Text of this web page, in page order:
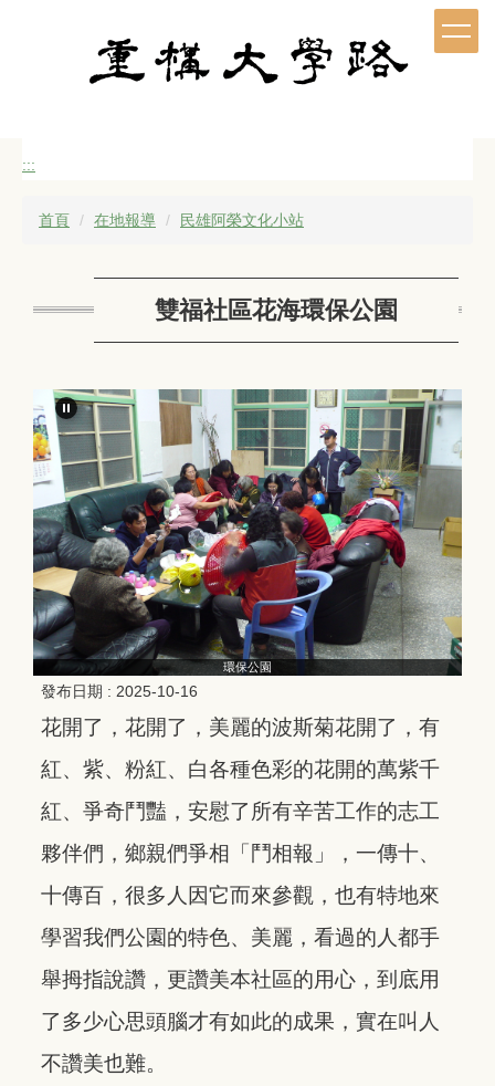
:::
首頁 在地報導 民雄阿榮文化小站
雙福社區花海環保公園
環保公園
發布日期 : 2025-10-16
花開了，花開了，美麗的波斯菊花開了，有
紅、紫、粉紅、白各種色彩的花開的萬紫千
紅、爭奇鬥豔，安慰了所有辛苦工作的志工
夥伴們，鄉親們爭相「鬥相報」，一傳十、
十傳百，很多人因它而來參觀，也有特地來
學習我們公園的特色、美麗，看過的人都手
舉拇指說讚，更讚美本社區的用心，到底用
了多少心思頭腦才有如此的成果，實在叫人
不讚美也難。